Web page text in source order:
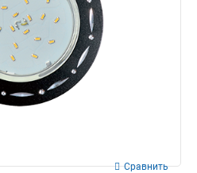
Сравнить